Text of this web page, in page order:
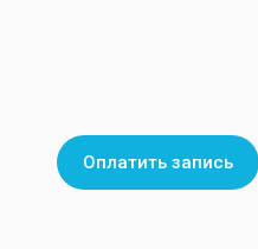
Оплатить запись